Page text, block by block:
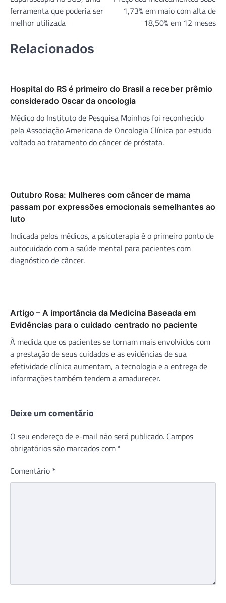
Post
ferramenta que poderia ser
melhor utilizada
1,73% em maio com alta de
18,50% em 12 meses
Relacionados
Hospital do RS é primeiro do Brasil a receber prêmio
considerado Oscar da oncologia
Médico do Instituto de Pesquisa Moinhos foi reconhecido
pela Associação Americana de Oncologia Clínica por estudo
voltado ao tratamento do câncer de próstata.
Outubro Rosa: Mulheres com câncer de mama
passam por expressões emocionais semelhantes ao
luto
Indicada pelos médicos, a psicoterapia é o primeiro ponto de
autocuidado com a saúde mental para pacientes com
diagnóstico de câncer.
Artigo – A importância da Medicina Baseada em
Evidências para o cuidado centrado no paciente
À medida que os pacientes se tornam mais envolvidos com
a prestação de seus cuidados e as evidências de sua
efetividade clínica aumentam, a tecnologia e a entrega de
informações também tendem a amadurecer.
Deixe um comentário
O seu endereço de e-mail não será publicado. Campos
obrigatórios são marcados com *
Comentário *